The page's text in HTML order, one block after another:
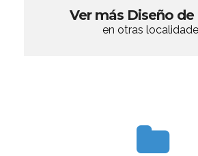
Ver más Diseño
en otras